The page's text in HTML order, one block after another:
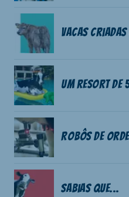
Vacas
Um resort de
Robôs de
Sabias que...